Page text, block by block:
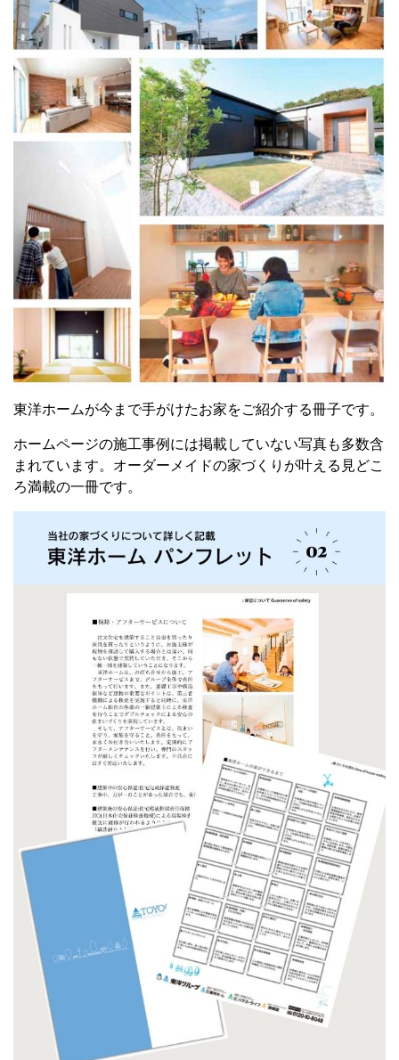
東洋ホームが今まで手がけたお家をご紹介する冊子です。
ホームページの施工事例には掲載していない写真も多数含
まれています。 オーダーメイドの家づくりが叶える 見どこ
ろ満載の一冊です。